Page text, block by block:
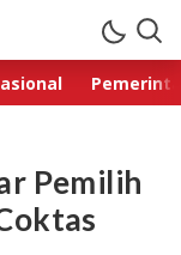
Pemilih